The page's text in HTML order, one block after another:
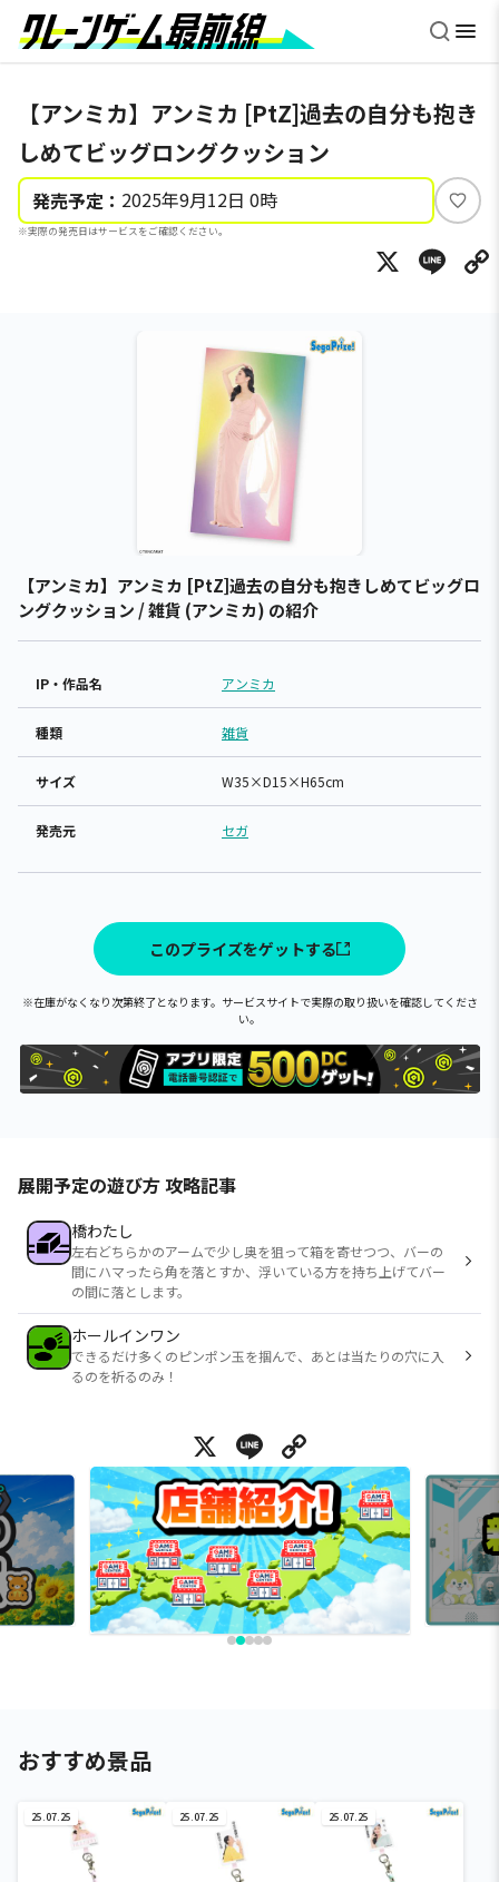
【アンミカ】アンミカ [PtZ]過去の自分も抱き
しめてビッグロングクッション
発売予定： 2025年9月12日 0時
※実際の発売日はサービスをご確認ください。
い
ね
X
【アンミカ】アンミカ [PtZ]過去の自分も抱きしめてビッグロ
ングクッション / 雑貨 (アンミカ) の紹介
IP・作品名 アンミカ
種類 雑貨
サイズ W35×D15×H65cm
発売元 セガ
このプライズをゲットする
※在庫がなくなり次第終了となります。サービスサイトで実際の取り扱いを確認してくださ
い。
展開予定の遊び方 攻略記事
橋わたし
左右どちらかのアームで少し奥を狙って箱を寄せつつ、バーの
間にハマったら角を落とすか、浮いている方を持ち上げてバー
の間に落とします。
ホールインワン
できるだけ多くのピンポン玉を掴んで、あとは当たりの穴に入
るのを祈るのみ！
X Line
おすすめ景品
25.07.25 25.07.25 25.07.25